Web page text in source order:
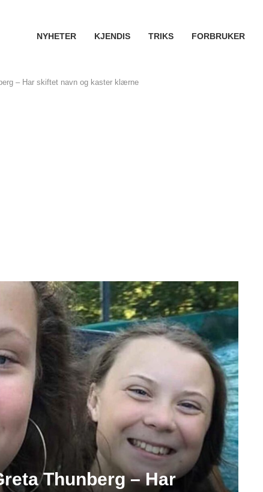
NYHETER KJENDIS TRIKS FORBRUKER
– Har skiftet navn og kaster klærne
Thunberg – Har